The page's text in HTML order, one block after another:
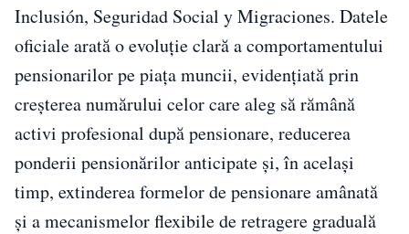
Inclusión, Seguridad Social y Migraciones. Datele
oficiale arată o evoluție clară a comportamentului
pensionarilor pe piața muncii, evidențiată prin
creșterea numărului celor care aleg să rămână
activi profesional după pensionare, reducerea
ponderii pensionărilor anticipate și, în același
timp, extinderea formelor de pensionare amânată
și a mecanismelor flexibile de retragere graduală